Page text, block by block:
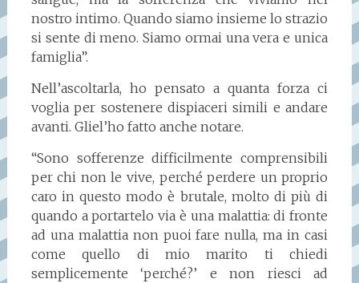
nostro intimo. Quando siamo insieme lo strazio
si sente di meno. Siamo ormai una vera e unica
famiglia”.
Nell’ascoltarla, ho pensato a quanta forza ci
voglia per sostenere dispiaceri simili e andare
avanti. Gliel’ho fatto anche notare.
“Sono sofferenze difficilmente comprensibili
per chi non le vive, perché perdere un proprio
caro in questo modo è brutale, molto di più di
quando a portartelo via è una malattia: di fronte
ad una malattia non puoi fare nulla, ma in casi
come quello di mio marito ti chiedi
semplicemente ‘perché?’ e non riesci ad